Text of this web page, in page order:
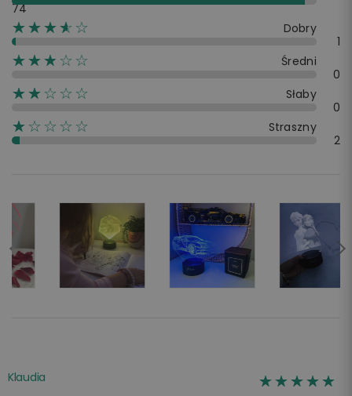
74
☆☆☆☆☆
★★★★
Dobry
1
☆☆☆☆☆
★★★
Średni
0
☆☆☆☆☆
★★
Słaby
0
☆☆☆☆☆
★
Straszny
2
Klaudia ☆☆☆☆☆
★★★★★